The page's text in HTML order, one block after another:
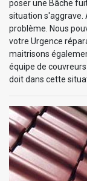
poser une Bâche
situation s'aggrave.
problème. Nous
votre Urgence
maitrisons
équipe de
doit dans cette